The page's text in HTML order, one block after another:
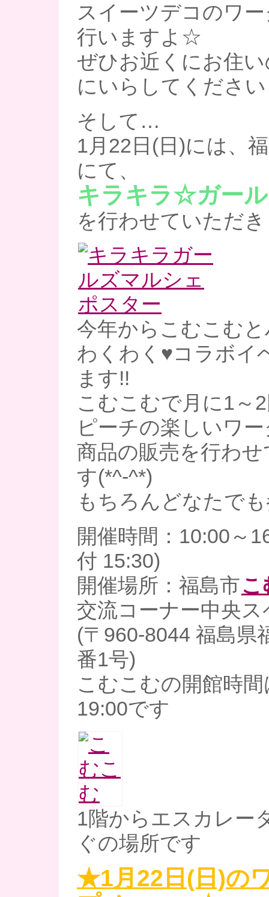
スイーツデコのワ
行いますよ☆
ぜひお近くにお住
にいらしてくださ
そして…
1月22日(日)には、
にて、
キラキラ☆ガー
を行わせていただ
今年からこむこむ
わくわく♥コラボイ
ます!!
こむこむで月に1～
ピーチの楽しいワ
商品の販売を行わ
す(*^-^*)
もちろんどなたで
開催時間：10:00～
付 15:30)
開催場所：福島市こ
交流コーナー中央ス
(〒960-8044 福島県
番1号)
こむこむの開館時
19:00です
1階からエスカレー
ぐの場所です
★1月22日(日)の